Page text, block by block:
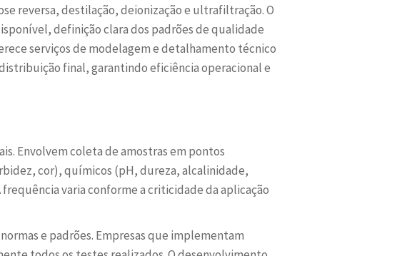
reversa, destilação, deionização e ultrafiltração. O
definição clara dos padrões de qualidade
serviços de modelagem e detalhamento técnico
final, garantindo eficiência operacional e
Envolvem coleta de amostras em pontos
cor), químicos (pH, dureza, alcalinidade,
varia conforme a criticidade da aplicação
e padrões. Empresas que implementam